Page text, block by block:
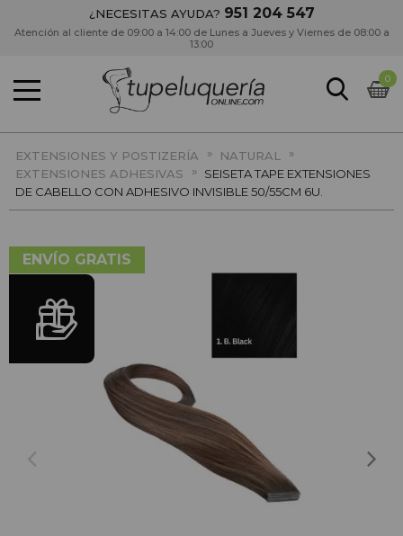
¿NECESITAS AYUDA? 951 204 547
Atención al cliente de 09:00 a 14:00 de Lunes a Jueves y Viernes de 08:00 a
13:00
0
EXTENSIONES Y POSTIZERÍA » NATURAL
»
EXTENSIONES ADHESIVAS
» SEISETA TAPE EXTENSIONES
DE CABELLO CON ADHESIVO INVISIBLE 50/55CM 6U.
ENVÍO GRATIS